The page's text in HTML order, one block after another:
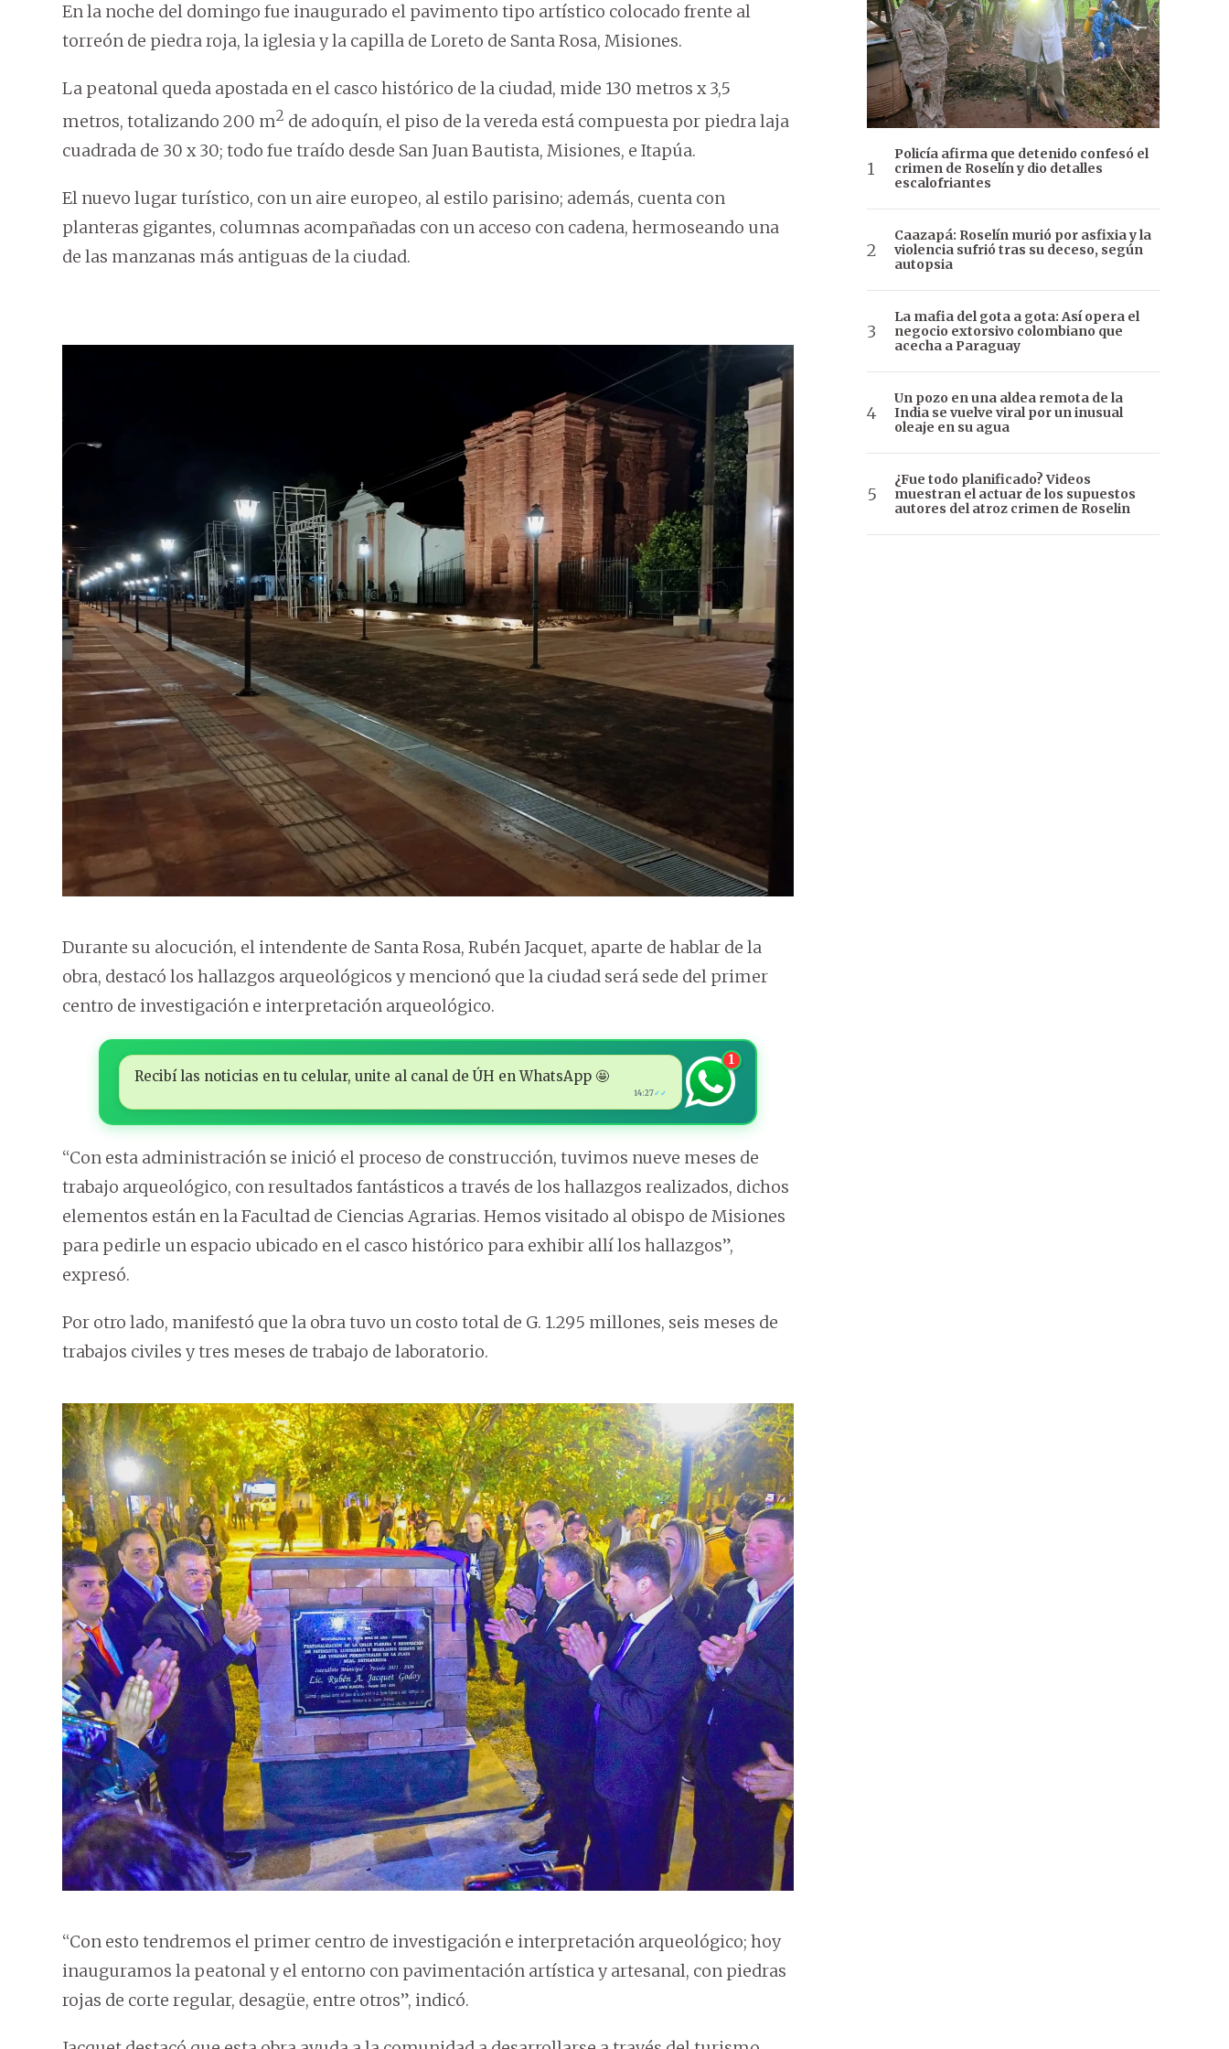
En la noche del domingo fue inaugurado el pavimento tipo artístico colocado frente al
torreón de piedra roja, la iglesia y la capilla de Loreto de Santa Rosa, Misiones.
La peatonal queda apostada en el casco histórico de la ciudad, mide 130 metros x 3,5
metros, totalizando 200 m2 de adoquín, el piso de la vereda está compuesta por piedra laja
cuadrada de 30 x 30; todo fue traído desde San Juan Bautista, Misiones, e Itapúa.
El nuevo lugar turístico, con un aire europeo, al estilo parisino; además, cuenta con
planteras gigantes, columnas acompañadas con un acceso con cadena, hermoseando una
de las manzanas más antiguas de la ciudad.
Durante su alocución, el intendente de Santa Rosa, Rubén Jacquet, aparte de hablar de la
obra, destacó los hallazgos arqueológicos y mencionó que la ciudad será sede del primer
centro de investigación e interpretación arqueológico.
Recibí las noticias en tu celular, unite al canal de ÚH en WhatsApp 🤩
14:27✓✓
1
“Con esta administración se inició el proceso de construcción, tuvimos nueve meses de
trabajo arqueológico, con resultados fantásticos a través de los hallazgos realizados, dichos
elementos están en la Facultad de Ciencias Agrarias. Hemos visitado al obispo de Misiones
para pedirle un espacio ubicado en el casco histórico para exhibir allí los hallazgos”,
expresó.
Por otro lado, manifestó que la obra tuvo un costo total de G. 1.295 millones, seis meses de
trabajos civiles y tres meses de trabajo de laboratorio.
“Con esto tendremos el primer centro de investigación e interpretación arqueológico; hoy
inauguramos la peatonal y el entorno con pavimentación artística y artesanal, con piedras
rojas de corte regular, desagüe, entre otros”, indicó.
Policía afirma que detenido confesó el
crimen de Roselín y dio detalles
escalofriantes
Caazapá: Roselín murió por asfixia y la
violencia sufrió tras su deceso, según
autopsia
La mafia del gota a gota: Así opera el
negocio extorsivo colombiano que
acecha a Paraguay
Un pozo en una aldea remota de la
India se vuelve viral por un inusual
oleaje en su agua
¿Fue todo planificado? Videos
muestran el actuar de los supuestos
autores del atroz crimen de Roselin